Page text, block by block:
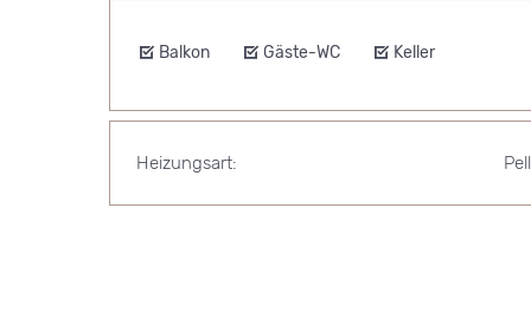
Balkon Gäste-WC Keller
Heizungsart: